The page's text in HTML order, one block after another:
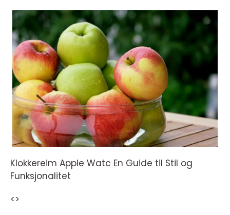
Klokkereim Apple Watc En Guide til Stil og
Funksjonalitet
<>